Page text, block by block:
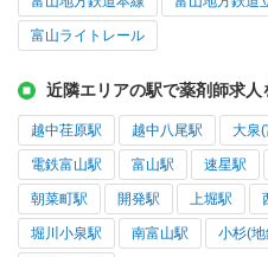
富山ライトレール
近隣エリアの駅で薬剤師求人
越中荏原駅 越中八尾駅 大泉
電鉄富山駅 富山駅 速星駅
朝菜町駅 開発駅 上堀駅
堀川小泉駅 南富山駅 小杉(地